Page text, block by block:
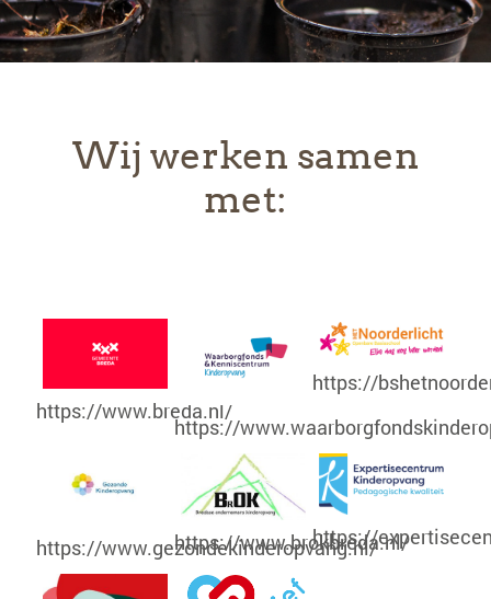
Wij werken samen
met:
https://www.breda.nl/
https://
https://
https://www.gezondekinderopvang.nl/
https://www.brokbreda.nl/
https://